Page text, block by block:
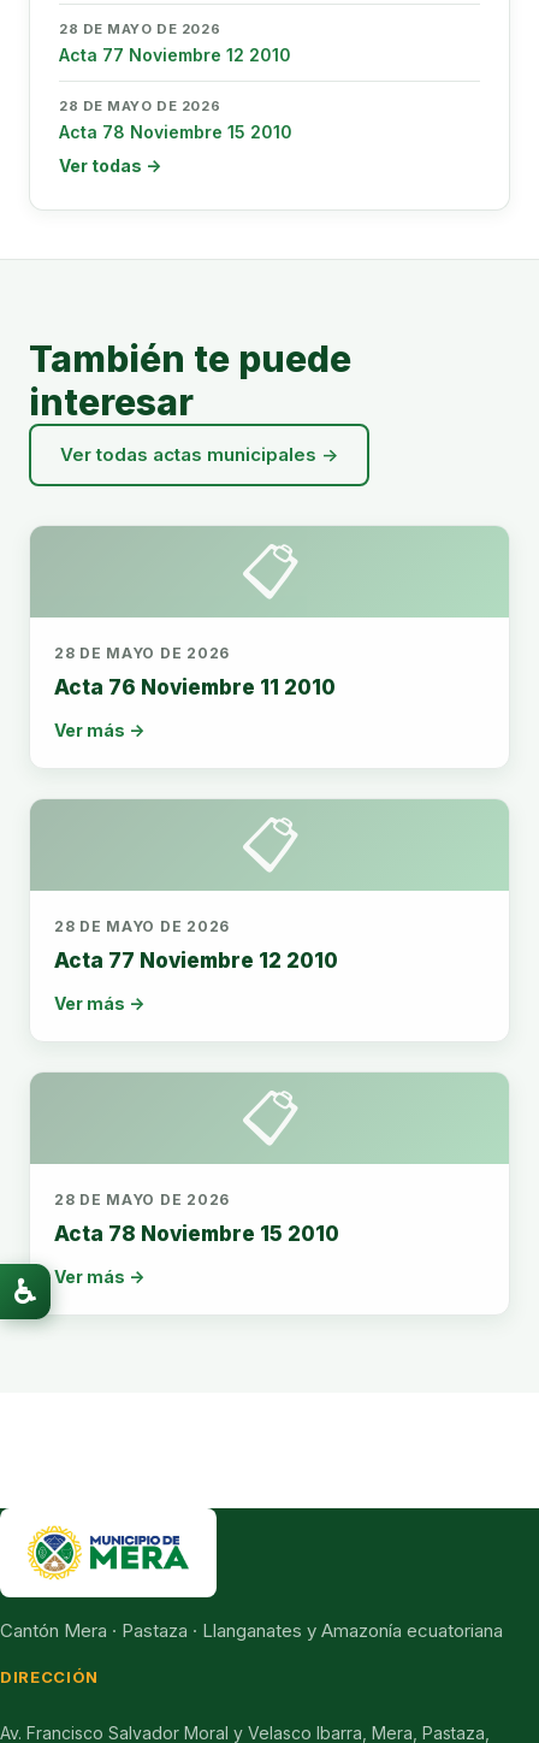
28 DE MAYO DE 2026
Acta 77 Noviembre 12 2010
28 DE MAYO DE 2026
Acta 78 Noviembre 15 2010
Ver todas →
También te puede
interesar
Ver todas actas municipales →
📋
28 DE MAYO DE 2026
Acta 76 Noviembre 11 2010
Ver más →
📋
28 DE MAYO DE 2026
Acta 77 Noviembre 12 2010
Ver más →
📋
28 DE MAYO DE 2026
Acta 78 Noviembre 15 2010
Ver más →
Cantón Mera · Pastaza · Llanganates y Amazonía ecuatoriana
DIRECCIÓN
Av. Francisco Salvador Moral y Velasco Ibarra, Mera, Pastaza,
♿